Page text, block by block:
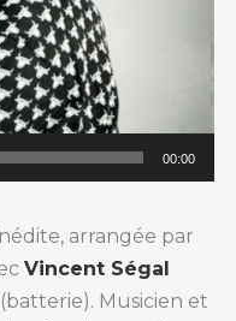
00:00
arrangée par
Vincent Ségal
(batterie). Musicien et